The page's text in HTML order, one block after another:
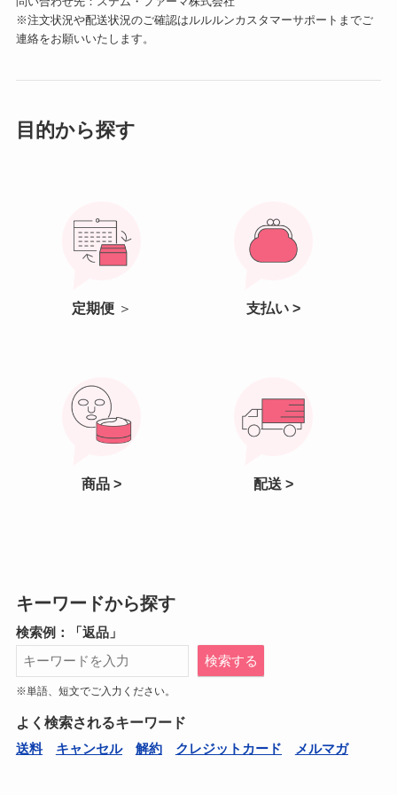
※注文状況や配送状況のご確認はルルルンカスタマーサポートまでご
連絡をお願いいたします。
目的から探す
定期便＞ 支払い >
商品 > 配送 >
キーワードから探す
検索例：「返品」
検索する
※単語、短文でご入力ください。
よく検索されるキーワード
送料 キャンセル 解約 クレジットカード メルマガ